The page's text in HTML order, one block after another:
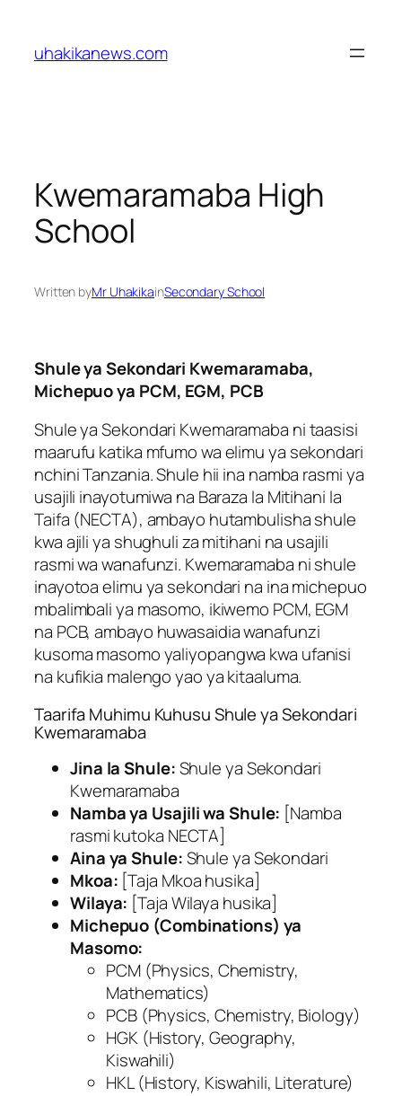
content
uhakikanews.com
Kwemaramaba High
School
Written byMr UhakikainSecondary School
Shule ya Sekondari Kwemaramaba,
Michepuo ya PCM, EGM, PCB
Shule ya Sekondari Kwemaramaba ni taasisi
maarufu katika mfumo wa elimu ya sekondari
nchini Tanzania. Shule hii ina namba rasmi ya
usajili inayotumiwa na Baraza la Mitihani la
Taifa (NECTA), ambayo hutambulisha shule
kwa ajili ya shughuli za mitihani na usajili
rasmi wa wanafunzi. Kwemaramaba ni shule
inayotoa elimu ya sekondari na ina michepuo
mbalimbali ya masomo, ikiwemo PCM, EGM
na PCB, ambayo huwasaidia wanafunzi
kusoma masomo yaliyopangwa kwa ufanisi
na kufikia malengo yao ya kitaaluma.
Taarifa Muhimu Kuhusu Shule ya Sekondari
Kwemaramaba
Jina la Shule:Shule ya Sekondari
Kwemaramaba
Namba ya Usajili wa Shule: [Namba
rasmi kutoka NECTA]
Aina ya Shule:Shule ya Sekondari
Mkoa: [Taja Mkoa husika]
Wilaya: [Taja Wilaya husika]
Michepuo (Combinations) ya
Masomo:
PCM (Physics, Chemistry,
Mathematics)
PCB (Physics, Chemistry, Biology)
HGK (History, Geography,
Kiswahili)
HKL (History, Kiswahili, Literature)